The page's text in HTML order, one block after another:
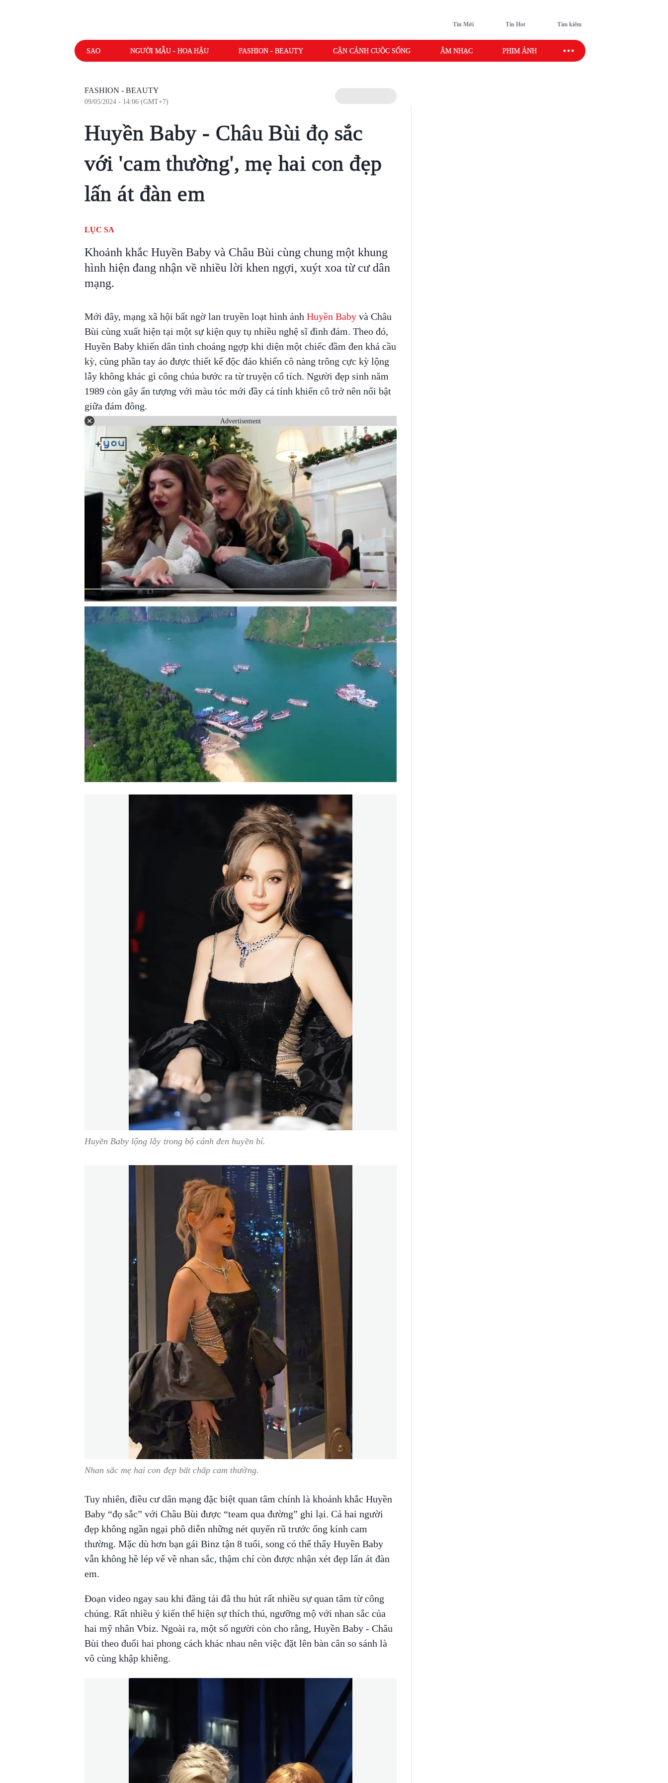
Tin Mới Tin Hot Tìm kiếm
SAO NGƯỜI MẪU - HOA HẬU FASHION - BEAUTY CẬN CẢNH CUỘC SỐNG ÂM NHẠC PHIM ẢNH SAO SPORT
FASHION - BEAUTY
09/05/2024 - 14:06 (GMT+7)
Huyền Baby - Châu Bùi đọ sắc
với 'cam thường', mẹ hai con đẹp
lấn át đàn em
LỤC SA
Khoảnh khắc Huyền Baby và Châu Bùi cùng chung một khung
hình hiện đang nhận về nhiều lời khen ngợi, xuýt xoa từ cư dân
mạng.
Mới đây, mạng xã hội bất ngờ lan truyền loạt hình ảnh Huyền Babyvà Châu
Bùi cùng xuất hiện tại một sự kiện quy tụ nhiều nghệ sĩ đình đám. Theo đó,
Huyền Baby khiến dân tình choáng ngợp khi diện một chiếc đầm đen khá cầu
kỳ, cùng phần tay áo được thiết kế độc đáo khiến cô nàng trông cực kỳ lộng
lẫy không khác gì công chúa bước ra từ truyện cổ tích. Người đẹp sinh năm
1989 còn gây ấn tượng với màu tóc mới đầy cá tính khiến cô trở nên nổi bật
giữa đám đông.
Advertisement
Huyền Baby lộng lẫy trong bộ cánh đen huyền bí.
Nhan sắc mẹ hai con đẹp bất chấp cam thường.
Tuy nhiên, điều cư dân mạng đặc biệt quan tâm chính là khoảnh khắc Huyền
Baby “đọ sắc” với Châu Bùi được “team qua đường” ghi lại. Cả hai người
đẹp không ngần ngại phô diễn những nét quyến rũ trước ống kính cam
thường. Mặc dù hơn bạn gái Binz tận 8 tuổi, song có thể thấy Huyền Baby
vẫn không hề lép vế về nhan sắc, thậm chí còn được nhận xét đẹp lấn át đàn
em.
Đoạn video ngay sau khi đăng tải đã thu hút rất nhiều sự quan tâm từ công
chúng. Rất nhiều ý kiến thể hiện sự thích thú, ngưỡng mộ với nhan sắc của
hai mỹ nhân Vbiz. Ngoài ra, một số người còn cho rằng, Huyền Baby - Châu
Bùi theo đuổi hai phong cách khác nhau nên việc đặt lên bàn cân so sánh là
vô cùng khập khiễng.